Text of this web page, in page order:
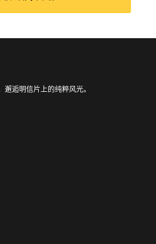
逅明信片上的纯粹风光。